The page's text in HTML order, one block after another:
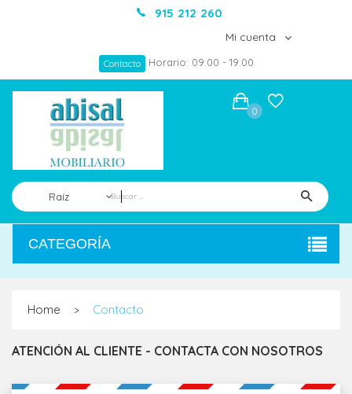
915 212 260
Mi cuenta
Contacto Horario: 09:00 - 19:00
Raíz
0
CATEGORÍA
Home > Contacto
ATENCIÓN AL CLIENTE - CONTACTA CON NOSOTROS